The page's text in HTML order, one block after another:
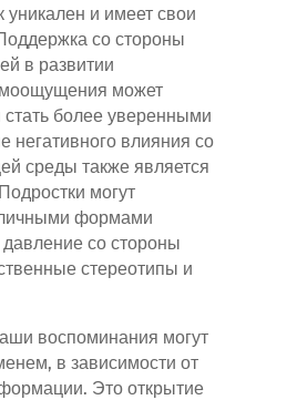
уникален и имеет свои
со стороны
в развитии
может
более уверенными
негативного влияния со
среды также является
могут
формами
со стороны
стереотипы и
воспоминания могут
в зависимости от
Это открытие